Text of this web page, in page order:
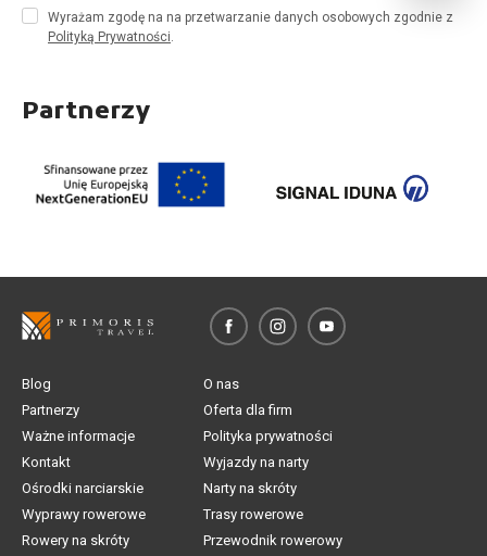
Wyrażam zgodę na na przetwarzanie danych osobowych zgodnie z
Polityką Prywatności
Partnerzy
Blog
O nas
Partnerzy
Oferta dla firm
Ważne informacje
Polityka prywatności
Kontakt
Wyjazdy na narty
Ośrodki narciarskie
Narty na skróty
Wyprawy rowerowe
Trasy rowerowe
Rowery na skróty
Przewodnik rowerowy